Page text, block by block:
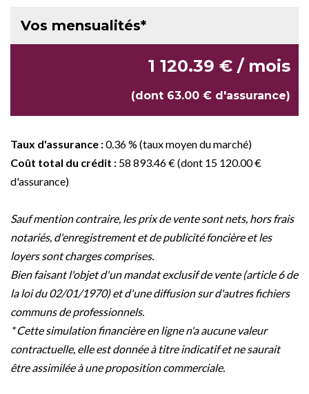
Vos mensualités*
1 120.39 € / mois
(dont 63.00 € d'assurance)
Taux d'assurance :0.36 % (taux moyen du marché)
Coût total du crédit : 58 893.46 € (dont 15 120.00 €
d'assurance)
Sauf mention contraire, les prix de vente sont nets, hors frais
notariés, d'enregistrement et de publicité foncière et les
loyers sont charges comprises.
Bien faisant l'objet d'un mandat exclusif de vente (article 6 de
la loi du 02/01/1970) et d'une diffusion sur d'autres fichiers
communs de professionnels.
* Cette simulation financière en ligne n'a aucune valeur
contractuelle, elle est donnée à titre indicatif et ne saurait
être assimilée à une proposition commerciale.